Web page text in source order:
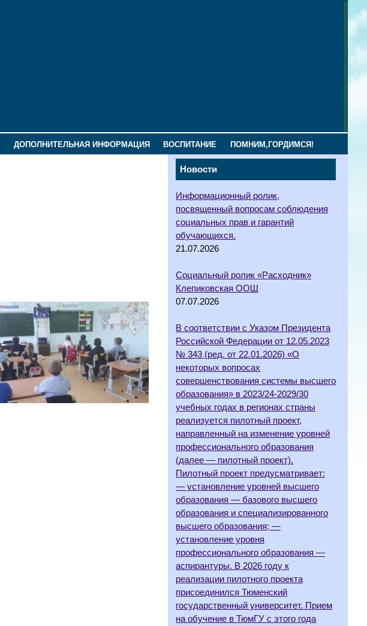
ДОПОЛНИТЕЛЬНАЯ ИНФОРМАЦИЯ ВОСПИТАНИЕ ПОМНИМ,ГОРДИМСЯ!
Новости
Информационный ролик,
посвященный вопросам соблюдения
социальных прав и гарантий
обучающихся.
21.07.2026
Социальный ролик «Расходник»
Клепиковская ООШ
07.07.2026
В соответствии с Указом Президента
Российской Федерации от 12.05.2023
№ 343 (ред. от 22.01.2026) «О
некоторых вопросах
совершенствования системы высшего
образования» в 2023/24-2029/30
учебных годах в регионах страны
реализуется пилотный проект,
направленный на изменение уровней
профессионального образования
(далее — пилотный проект).
Пилотный проект предусматривает:
— установление уровней высшего
образования — базового высшего
образования и специализированного
высшего образования; —
установление уровня
профессионального образования —
аспирантуры. В 2026 году к
реализации пилотного проекта
присоединился Тюменский
государственный университет. Прием
на обучение в ТюмГУ с этого года